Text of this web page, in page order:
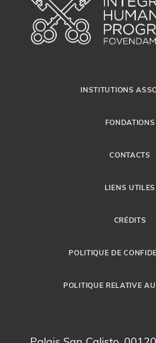
INSTITUTIONS
FONDATIONS
CONTACTS
LIENS UTILES
CRÉDITS
POLITIQUE DE
POLITIQUE RELATIVE